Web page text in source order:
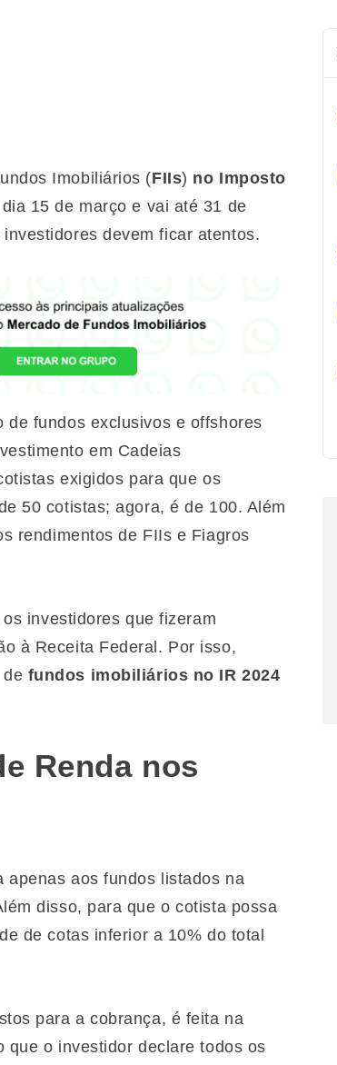
Imobiliários (FIIs) no Imposto
15 de março e vai até 31 de
devem ficar atentos.
de fundos exclusivos e offshores
em Cadeias
exigidos para que os
50 cotistas; agora, é de 100. Além
rendimentos de FIIs e Fiagros
investidores que fizeram
à Receita Federal. Por isso,
de fundos imobiliários no IR 2024
Renda nos
apenas aos fundos listados na
disso, para que o cotista possa
de cotas inferior a 10% do total
para a cobrança, é feita na
que o investidor declare todos os